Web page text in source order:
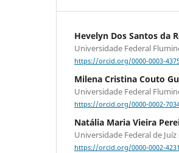
Hevelyn Dos Santos da
Universidade Federal
https://orcid.org/0000-0003-
Milena Cristina Couto
Universidade Federal
https://orcid.org/0000-0002-
Natália Maria Vieira
Universidade Federal de
https://orcid.org/0000-0002-